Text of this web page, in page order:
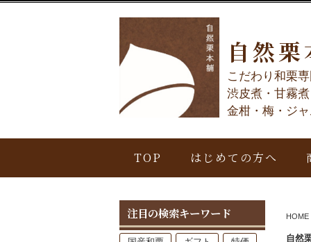
自然
こだわり和栗
渋皮煮・甘霧煮
金柑・梅・ジ
TOP はじめての方へ
HOME
自然
注目の検索キーワード